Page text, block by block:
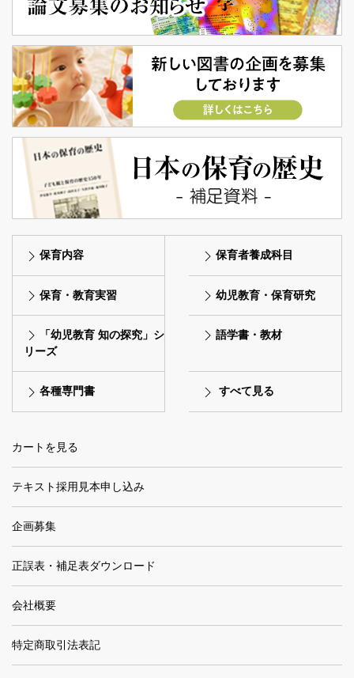
保育内容 保育者養成科目
保育・教育実習 幼児教育・保育研究
「幼児教育 知の探究」シ
リーズ
語学書・教材
各種専門書 すべて見る
カートを見る
テキスト採用見本申し込み
企画募集
正誤表・補足表ダウンロード
会社概要
特定商取引法表記